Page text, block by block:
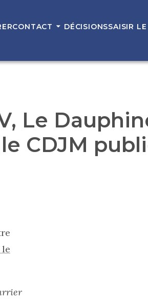
CONTACT DÉCISIONSSAISIR
Le
CDJM